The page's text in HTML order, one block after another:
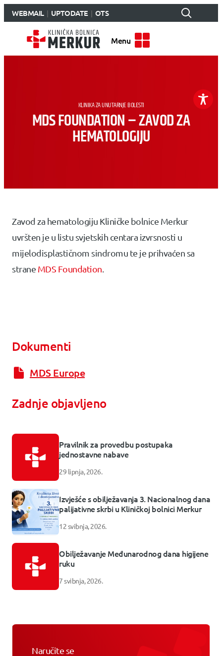
WEBMAIL UPTODATE OTS
Menu
KLINIKA ZA UNUTARNJE BOLESTI
MDS FOUNDATION – ZAVOD ZA
HEMATOLOGIJU
Zadnje objavljeno
Pravilnik za provedbu postupaka
jednostavne nabave
29 lipnja, 2026.
Izvješće s obilježavanja 3. Nacionalnog dana
palijativne skrbi u Kliničkoj bolnici Merkur
12 svibnja, 2026.
Obilježavanje Međunarodnog dana higijene
ruku
7 svibnja, 2026.
Naručite se
Zavod za hematologiju Kliničke bolnice Merkur
uvršten je u listu svjetskih centara izvrsnosti u
mijelodisplastičnom sindromu te je prihvaćen sa
strane MDS Foundation
Dokumenti
MDS Europe